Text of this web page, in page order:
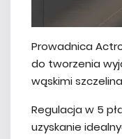
Prowadnica
do tworzenia
wąskimi
Regulacja w 5
uzyskanie